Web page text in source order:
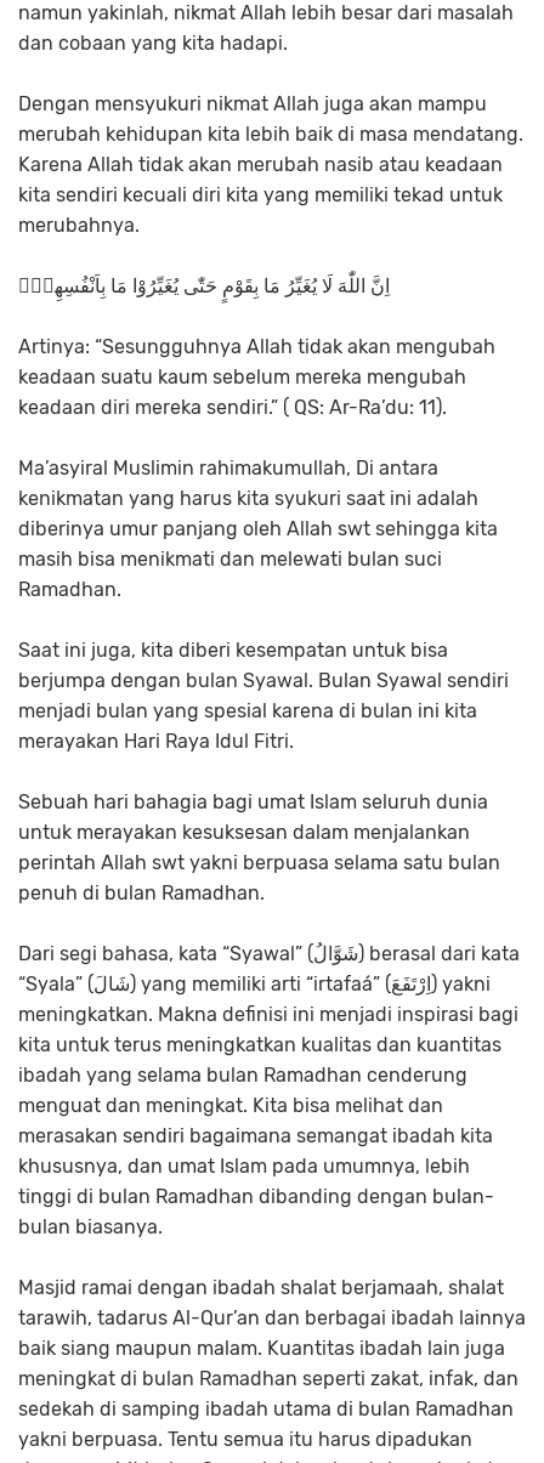
namun yakinlah, nikmat Allah lebih besar dari masalah
dan cobaan yang kita hadapi.
Dengan mensyukuri nikmat Allah juga akan mampu
merubah kehidupan kita lebih baik di masa mendatang.
Karena Allah tidak akan merubah nasib atau keadaan
kita sendiri kecuali diri kita yang memiliki tekad untuk
merubahnya.
Artinya: “Sesungguhnya Allah tidak akan mengubah
keadaan suatu kaum sebelum mereka mengubah
keadaan diri mereka sendiri.” ( QS: Ar-Ra’du: 11).
Ma’asyiral Muslimin rahimakumullah, Di antara
kenikmatan yang harus kita syukuri saat ini adalah
diberinya umur panjang oleh Allah swt sehingga kita
masih bisa menikmati dan melewati bulan suci
Ramadhan.
Saat ini juga, kita diberi kesempatan untuk bisa
berjumpa dengan bulan Syawal. Bulan Syawal sendiri
menjadi bulan yang spesial karena di bulan ini kita
merayakan Hari Raya Idul Fitri.
Sebuah hari bahagia bagi umat Islam seluruh dunia
untuk merayakan kesuksesan dalam menjalankan
perintah Allah swt yakni berpuasa selama satu bulan
penuh di bulan Ramadhan.
Dari segi bahasa, kata “Syawal” (شَوَّالُ) berasal dari kata
“Syala” (شَالَ) yang memiliki arti “irtafaá” (اِرْتَفَعَ) yakni
meningkatkan. Makna definisi ini menjadi inspirasi bagi
kita untuk terus meningkatkan kualitas dan kuantitas
ibadah yang selama bulan Ramadhan cenderung
menguat dan meningkat. Kita bisa melihat dan
merasakan sendiri bagaimana semangat ibadah kita
khususnya, dan umat Islam pada umumnya, lebih
tinggi di bulan Ramadhan dibanding dengan bulan-
bulan biasanya.
Masjid ramai dengan ibadah shalat berjamaah, shalat
tarawih, tadarus Al-Qur’an dan berbagai ibadah lainnya
baik siang maupun malam. Kuantitas ibadah lain juga
meningkat di bulan Ramadhan seperti zakat, infak, dan
sedekah di samping ibadah utama di bulan Ramadhan
yakni berpuasa. Tentu semua itu harus dipadukan